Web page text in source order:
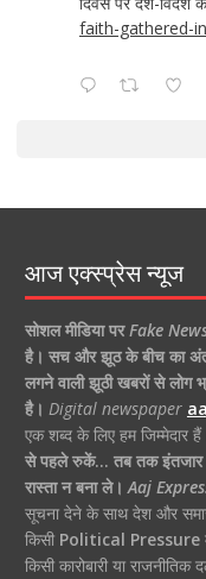
faith-gathered-
आज एक्स्प्रेस न्यूज
सोशल मीडिया परFake
है। सच और झूठ के बीच का
लगने वाली झूठी खबरों से लोग
है। Digital newspaper
एक शब्द के लिए हम जिम्मेदार
से पहले रुकें… तब तक इंतजार
रास्ता न बना ले। Aaj
सूचना देने के साथ देश और
किसी Political Pressure
किसी कारोबारी या राजनीतिक